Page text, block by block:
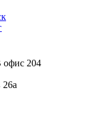
офис 204
26а